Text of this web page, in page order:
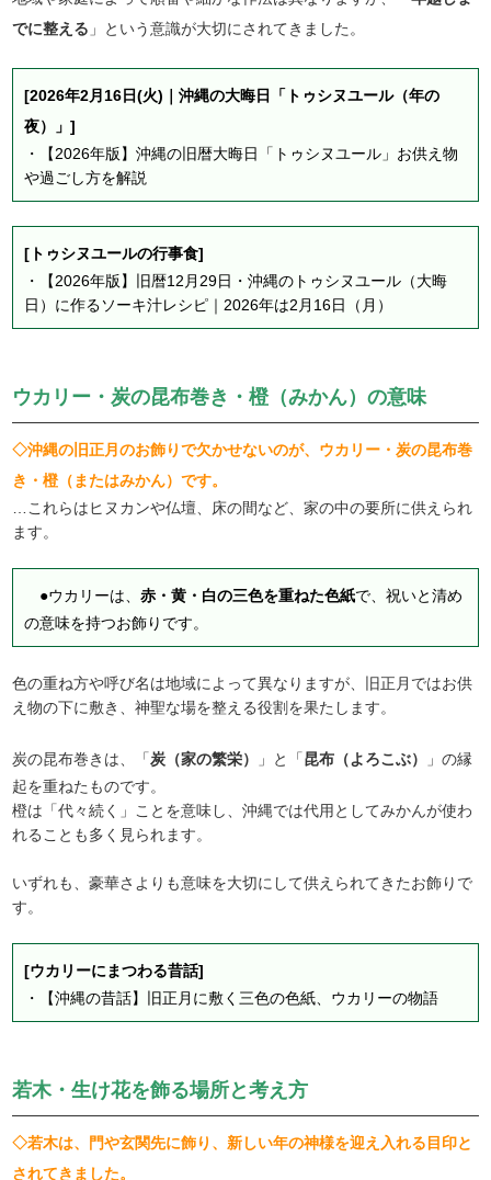
でに整える 」という意識が大切にされてきました。
[2026年2月16日(火)｜沖縄の大晦日「トゥシヌユール（年の
夜）」]
・
【2026年版】沖縄の旧暦大晦日「トゥシヌユール」お供え物
や過ごし方を解説
[トゥシヌユールの行事食]
・
【2026年版】旧暦12月29日・沖縄のトゥシヌユール（大晦
日）に作るソーキ汁レシピ｜2026年は2月16日（月）
ウカリー・炭の昆布巻き・橙（みかん）の意味
◇沖縄の旧正月のお飾りで欠かせないのが、ウカリー・炭の昆布巻
き・橙（またはみかん）です。
…これらはヒヌカンや仏壇、床の間など、家の中の要所に供えられ
ます。
●ウカリーは、赤・黄・白の三色を重ねた色紙で、祝いと清め
の意味を持つお飾りです。
色の重ね方や呼び名は地域によって異なりますが、旧正月ではお供
え物の下に敷き、神聖な場を整える役割を果たします。
炭の昆布巻きは、「炭（家の繁栄） 」と「昆布（よろこぶ）
」の縁
起を重ねたものです。
橙は「代々続く」ことを意味し、沖縄では代用としてみかんが使わ
れることも多く見られます。
いずれも、豪華さよりも意味を大切にして供えられてきたお飾りで
す。
[ウカリーにまつわる昔話]
・
【沖縄の昔話】旧正月に敷く三色の色紙、ウカリーの物語
若木・生け花を飾る場所と考え方
◇若木は、門や玄関先に飾り、新しい年の神様を迎え入れる目印と
されてきました。